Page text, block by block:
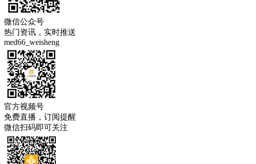
微信公众号
热门资讯，实时推送
med66_weisheng
官方视频号
免费直播，订阅提醒
微信扫码即可关注